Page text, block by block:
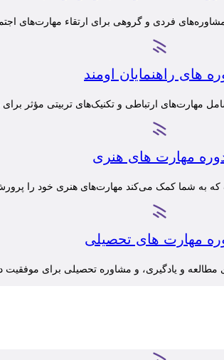
فردی و گروهی برای ارتقاء مهارت‌های
های راهنمایان اومند
مهارت‌های ارتباطی و تکنیک‌های تربیتی مؤثر
مهارت های هنری
شما کمک می‌کند مهارت‌های هنری خود را پرورش
مهارت های تحصیلی
مطالعه و یادگیری، و مشاوره تحصیلی برای موفقیت